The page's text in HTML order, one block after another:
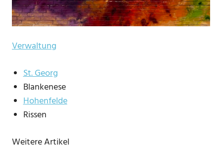
Verwaltung
St. Georg
Blankenese
Hohenfelde
Rissen
Weitere Artikel